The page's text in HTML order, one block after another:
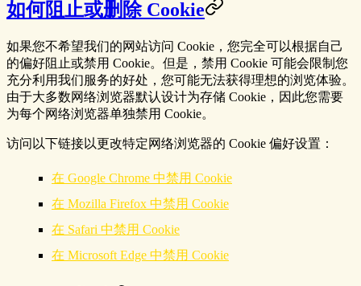
如何阻止或删除 Cookie
如果您不希望我们的网站访问 Cookie，您完全可以根据自己
的偏好阻止或禁用 Cookie。但是，禁用 Cookie 可能会限制您
充分利用我们服务的好处，您可能无法获得理想的浏览体验。
由于大多数网络浏览器默认设计为存储 Cookie，因此您需要
为每个网络浏览器单独禁用 Cookie。
访问以下链接以更改特定网络浏览器的 Cookie 偏好设置：
在 Google Chrome 中禁用 Cookie
在 Mozilla Firefox 中禁用 Cookie
在 Safari 中禁用 Cookie
在 Microsoft Edge 中禁用 Cookie